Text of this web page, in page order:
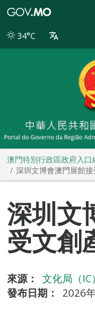
別
34°C
澳門特別行政區政府入口
深圳文博會澳門展館
深圳文
受文創
來源：
文化局（IC）
發布日期：
2026